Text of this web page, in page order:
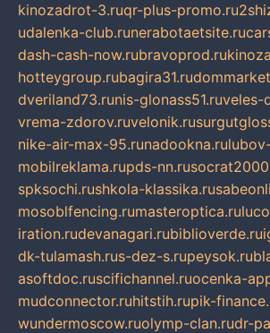
kinozadrot-3.ruqr-plus-promo.ru
udalenka-club.runerabotaetsite.ru
dash-cash-now.rubravoprod.ru
hotteygroup.rubagira31.ru
dveriland73.runis-glonass51.ruveles-
vrema-zdorov.ruvelonik.ru
nike-air-max-95.runadookna.ru
mobilreklama.rupds-nn.ru
spksochi.rushkola-klassika.ru
mosoblfencing.rumasteroptica.ru
iration.rudevanagari.rubiblioverde.ru
dk-tulamash.rus-dez-s.rupeysok.ru
asoftdoc.ruscifichannel.ruocenka-
mudconnector.ruhitstih.rupik-
wundermoscow.ruolymp-clan.rudr-